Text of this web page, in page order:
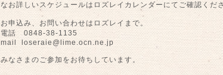
なお詳しいスケジュールはロズレイカレンダーにてご確認くださ
お申込み、お問い合わせはロズレイまで。
電話 0848-38-1135
mail
loseraie@lime.ocn.ne.jp
みなさまのご参加をお待ちしています。